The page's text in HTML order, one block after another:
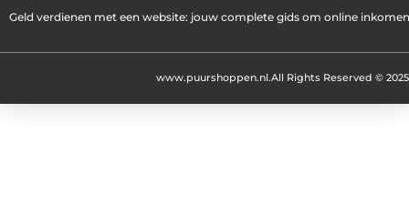
Geld verdienen met een website: jouw complete gids om online
All Rights Reserved © 2025
www.puurshoppen.nl.